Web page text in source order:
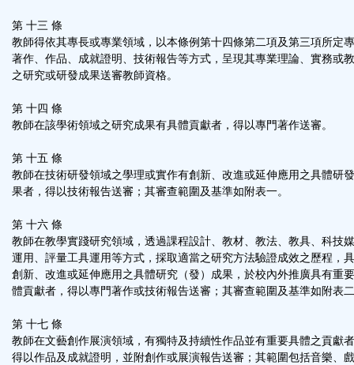
第 十三 條
教師得依其專長或專業領域，以本條例第十四條第二項及第三項所定
著作、作品、成就證明、技術報告等方式，呈現其專業理論、實務或
之研究或研發成果送審教師資格。
第 十四 條
教師在該學術領域之研究成果有具體貢獻者，得以專門著作送審。
第 十五 條
教師在技術研發領域之學理或實作有創新、改進或延伸應用之具體研
果者，得以技術報告送審；其審查範圍及基準如附表一。
第 十六 條
教師在教學實踐研究領域，透過課程設計、教材、教法、教具、科技
運用、評量工具運用等方式，採取適當之研究方法驗證成效之歷程，
創新、改進或延伸應用之具體研究（發）成果，於校內外推廣具有重
體貢獻者，得以專門著作或技術報告送審；其審查範圍及基準如附表
第 十七 條
教師在文藝創作展演領域，有獨特及持續性作品並有重要具體之貢獻
得以作品及成就證明，並附創作或展演報告送審；其範圍包括音樂、